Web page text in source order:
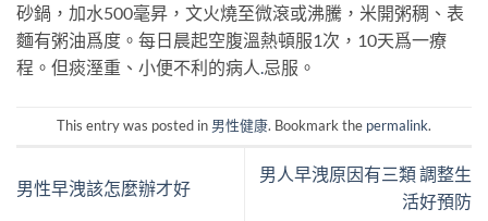
砂鍋，加水500毫昇，文火燒至微滾或沸騰，米開粥稠、表
麵有粥油爲度。每日晨起空腹溫熱頓服1次，10天爲一療
程。但痰溼重、小便不利的病人 忌服。
This entry was posted in 男性健康. Bookmark the permalink.
男性早洩該怎麼辦才好
男人早洩原因有三類 調整生
活好預防